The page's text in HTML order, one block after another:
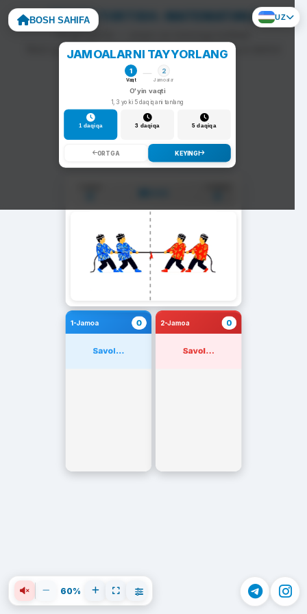
BOSH SAHIFA UZ
ARQON TORTISH: МАТЕМАТИКА
To'g'ri javob — arqon siz tomonga tortiladi.
Noto'g'ri javob — arqon raqib tomonga siljiydi va darhol
yangi savol chiqadi.
JAMOALARNI TAYYORLANG
1
Vaqt
2
Jamoalar
O'yin vaqti
1, 3 yoki 5 daqiqani tanlang
1 daqiqa 3 daqiqa 5 daqiqa
ORTGA KEYINGI
1-Jamoa 0
Savol...
2-Jamoa 0
Savol...
60%